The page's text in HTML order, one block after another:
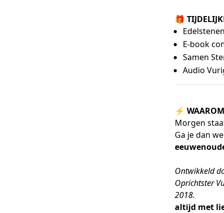
🎁
E-book
Samen
Audio
⚡️
Morgen
Ga je dan
Ontwikkeld
Oprichtster
2018.
altijd met